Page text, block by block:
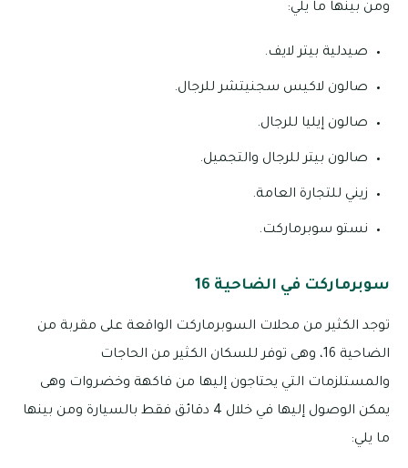
ومن بينها ما يلي:
صيدلية بيتر لايف.
صالون لاكيس سجنيتشر للرجال.
صالون إيليا للرجال.
صالون بيتر للرجال والتجميل.
زيني للتجارة العامة.
نستو سوبرماركت.
سوبرماركت في الضاحية 16
توجد الكثير من محلات السوبرماركت الواقعة على مقربة من
الضاحية 16، وهى توفر للسكان الكثير من الحاجات
والمستلزمات التي يحتاجون إليها من فاكهة وخضروات وهى
يمكن الوصول إليها في خلال 4 دقائق فقط بالسيارة ومن بينها
ما يلي: